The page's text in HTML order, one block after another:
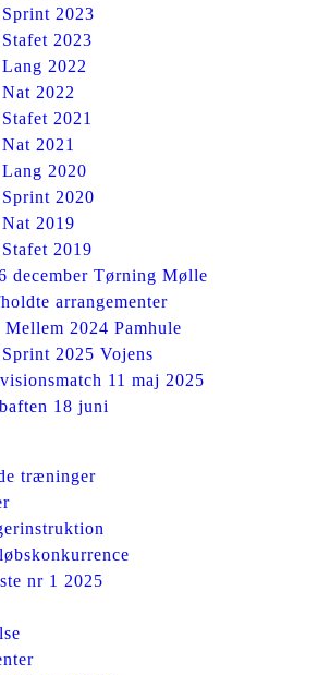
2023
2023
2022
2022
2021
2021
2020
2020
2019
2019
december Tørning Mølle
arrangementer
2024 Pamhule
2025 Vojens
11 maj 2025
18 juni
træninger
nr 1 2025